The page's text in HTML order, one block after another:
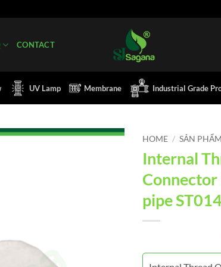
CONTACT
UV Lamp Membrane Industrial Grade
HOME / SẢN PHẨM
Internal
pipe